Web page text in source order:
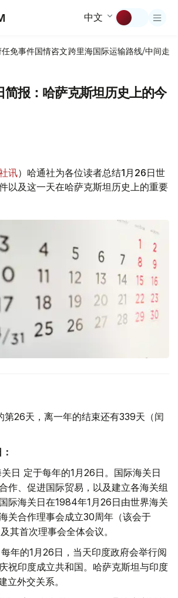
中文
任免事件国情咨文跨里海国际运输路线/中间走廊
简报：哈萨克斯坦历史上的今
讯）哈通社为各位读者总结1月26日世
以及这一天在哈萨克斯坦历史上的重要
第26天，离一年的结束还有339天（闰
日 定于每年的1月26日。国际海关日
作、促进国际贸易，以及建立各海关组
际海关日在1984年1月26日由世界海关
关合作理事会成立30周年（该会于
其首次理事会全体会议。
每年的1月26日，当天印度政府会举行阅
祝印度成立共和国。哈萨克斯坦与印度
立外交关系。